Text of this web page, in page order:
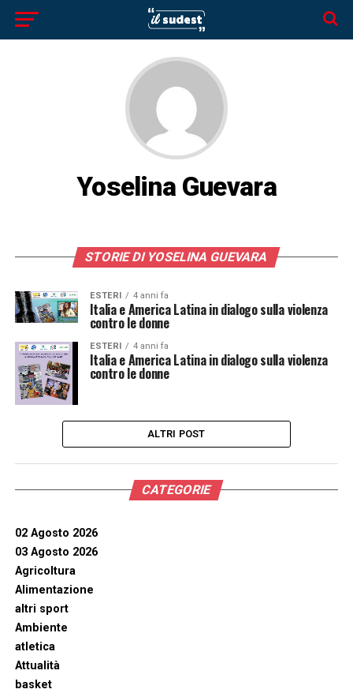
Yoselina Guevara
STORIE DI YOSELINA GUEVARA
ESTERI 4 anni fa
Italia e America Latina in dialogo sulla violenza
contro le donne
ESTERI 4 anni fa
Italia e America Latina in dialogo sulla violenza
contro le donne
ALTRI POST
CATEGORIE
02 Agosto 2026
03 Agosto 2026
Agricoltura
Alimentazione
altri sport
Ambiente
atletica
Attualità
basket